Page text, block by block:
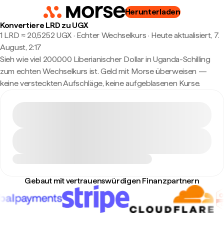
Herunterladen
Konvertiere LRD zu UGX
1 LRD ≈ 20,5252 UGX · Echter Wechselkurs · Heute aktualisiert, 7.
August, 2:17
Sieh wie viel 200.000 Liberianischer Dollar in Uganda-Schilling
zum echten Wechselkurs ist. Geld mit Morse überweisen —
keine versteckten Aufschläge, keine aufgeblasenen Kurse.
Gebaut mit vertrauenswürdigen Finanzpartnern